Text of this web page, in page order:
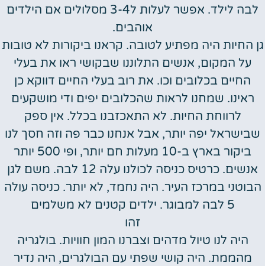
לבה לילד. אפשר לעלות ל3-4 מסלולים אם הילדים
אוהבים.
גן החיות היה מפתיע לטובה. קראנו ביקורות לא טובות
על המקום, אנשים התלוננו שבקושי ראו את בעלי
החיים בכלובים וכו. את רוב בעלי החיים דווקא כן
ראינו. שמחנו לראות שהכלובים יפים ודי מושקעים
לרווחת החיות. לא התאכזבנו בכלל. אין ספק
שבישראל יפה יותר, אבל אנחנו כבר פה וזה חסך לנו
ביקור בארץ ב-10 מעלות חם יותר, ופי 500 יותר
אנשים. כרטיס כניסה לכולנו עלה 12 לבה. משם לגן
הבוטני במרכז העיר. היה נחמד, לא יותר. כניסה עולה
5 לבה למבוגר. ילדים קטנים לא משלמים
זהו
היה לנו טיול מדהים וצברנו המון חוויות. בולגריה
מהממת. היה קושי שפתי עם הבולגרים, היה נדיר